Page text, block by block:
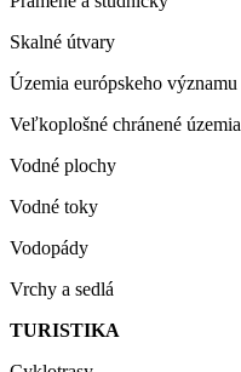
Skalné útvary
Územia európskeho významu
Veľkoplošné chránené územia
Vodné plochy
Vodné toky
Vodopády
Vrchy a sedlá
TURISTIKA